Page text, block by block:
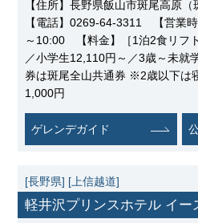
【住所】長野県飯山市斑尾高原
【電話】0269-64-3311 【営業
～10:00 【料金】［1泊2食リフ
／小学生12,110円～／3歳～未
券は斑尾全山共通券 ※2歳以下は
1,000円
ゲレンデガイド
[長野県] [上信越道]
軽井沢プリンスホテル イー